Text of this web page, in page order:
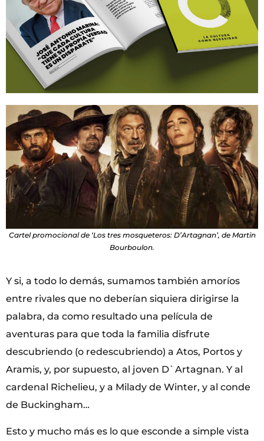
Cartel promocional de ‘Los tres mosqueteros: D’Artagnan’, de Martin
Bourboulon.
Y si, a todo lo demás, sumamos también amoríos
entre rivales que no deberían siquiera dirigirse la
palabra, da como resultado una película de
aventuras para que toda la familia disfrute
descubriendo (o redescubriendo) a Atos, Portos y
Aramis, y, por supuesto, al joven D`Artagnan. Y al
cardenal Richelieu, y a Milady de Winter, y al conde
de Buckingham…
Esto y mucho más es lo que esconde a simple vista